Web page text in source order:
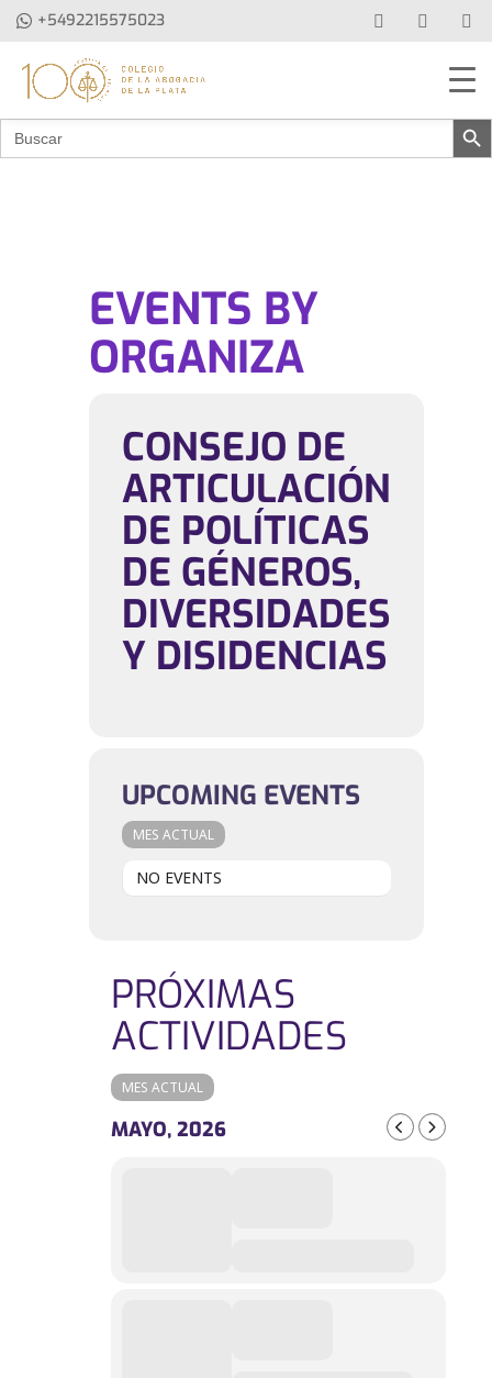
+5492215575023
Buscar: Botón de
EVENTS BY
ORGANIZA
CONSEJO DE
ARTICULACIÓN
DE POLÍTICAS
DE GÉNEROS,
DIVERSIDADES
Y DISIDENCIAS
UPCOMING EVENTS
MES ACTUAL
NO EVENTS
PRÓXIMAS
ACTIVIDADES
MES ACTUAL
MAYO, 2026